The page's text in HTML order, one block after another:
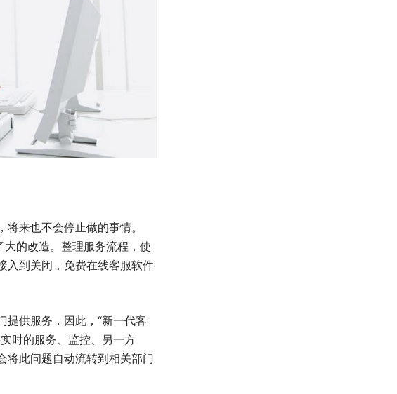
来也不会停止做的事情。
大的改造。整理服务流程，使
入到关闭，免费在线客服软件
提供服务，因此，“新一代客
时的服务、监控、另一方
将此问题自动流转到相关部门